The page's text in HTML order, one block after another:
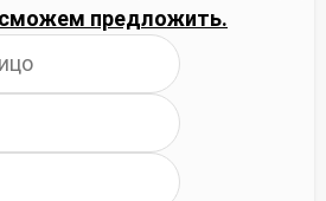
предложить.